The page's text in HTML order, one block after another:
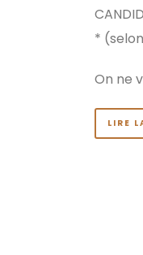
*
On ne
LIRE